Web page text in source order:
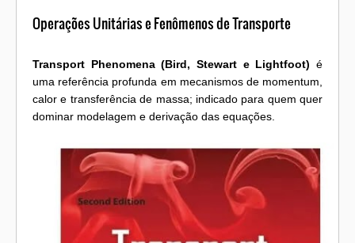
Operações Unitárias e Fenômenos de Transporte
Transport Phenomena (Bird, Stewart e Lightfoot) é
uma referência profunda em mecanismos de momentum,
calor e transferência de massa; indicado para quem quer
dominar modelagem e derivação das equações.